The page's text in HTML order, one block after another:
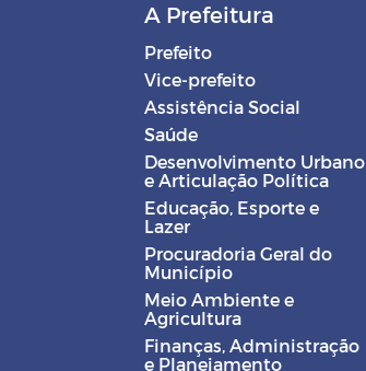
A Prefeitura
Prefeito
Vice-prefeito
Assistência Social
Saúde
Desenvolvimento Urbano
e Articulação Política
Educação, Esporte e
Lazer
Procuradoria Geral do
Município
Meio Ambiente e
Agricultura
Finanças, Administração
e Planejamento